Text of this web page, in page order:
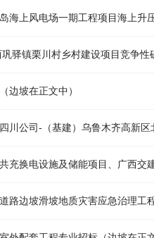
驿镇栗川村乡村建设项目竞争性
边坡在正文中）
充换电设施及储能项目、广西交
路边坡滑坡地质灾害应急治理工